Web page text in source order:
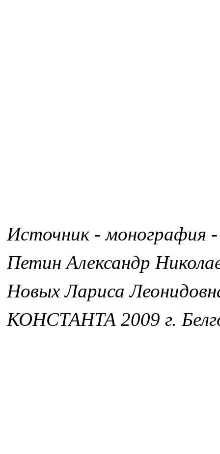
Источник - монография -
Петин Александр
Новых Лариса
КОНСТАНТА 2009 г.